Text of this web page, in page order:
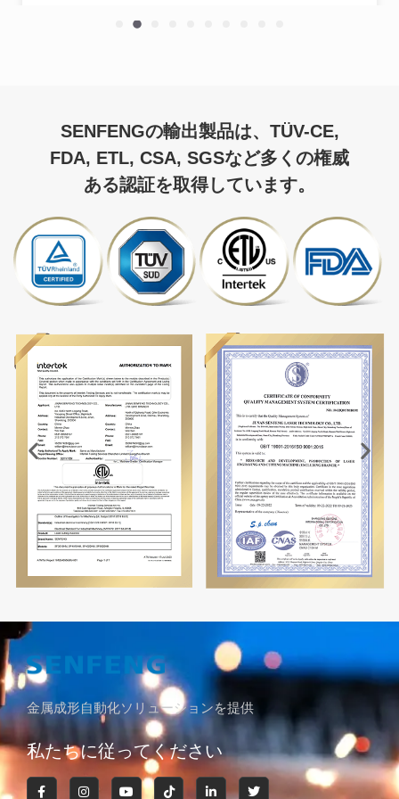
SENFENGの輸出製品は、TÜV-CE,
FDA, ETL, CSA, SGSなど多くの権威
ある認証を取得しています。
金属成形自動化ソリューションを提供
私たちに従ってください